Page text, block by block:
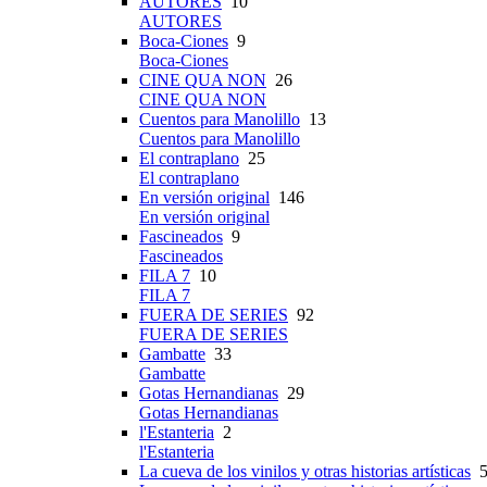
AUTORES
Boca-Ciones 9
Boca-Ciones
CINE QUA NON 26
CINE QUA NON
Cuentos para Manolillo 13
Cuentos para Manolillo
El contraplano 25
El contraplano
En versión original 146
En versión original
Fascineados 9
Fascineados
FILA 7 10
FILA 7
FUERA DE SERIES 92
FUERA DE SERIES
Gambatte 33
Gambatte
Gotas Hernandianas 29
Gotas Hernandianas
l'Estanteria 2
l'Estanteria
La cueva de los vinilos y otras historias artísticas